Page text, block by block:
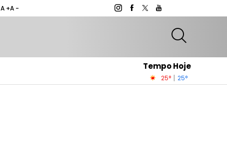
A +A -
Tempo Hoje
25° | 25°